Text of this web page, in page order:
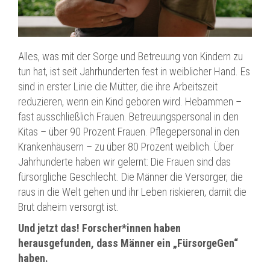
Alles, was mit der Sorge und Betreuung von Kindern zu
tun hat, ist seit Jahrhunderten fest in weiblicher Hand. Es
sind in erster Linie die Mütter, die ihre Arbeitszeit
reduzieren, wenn ein Kind geboren wird. Hebammen –
fast ausschließlich Frauen. Betreuungspersonal in den
Kitas – über 90 Prozent Frauen. Pflegepersonal in den
Krankenhäusern – zu über 80 Prozent weiblich. Über
Jahrhunderte haben wir gelernt: Die Frauen sind das
fürsorgliche Geschlecht. Die Männer die Versorger, die
raus in die Welt gehen und ihr Leben riskieren, damit die
Brut daheim versorgt ist.
Und jetzt das! Forscher*innen haben
herausgefunden, dass Männer ein „FürsorgeGen“
haben.